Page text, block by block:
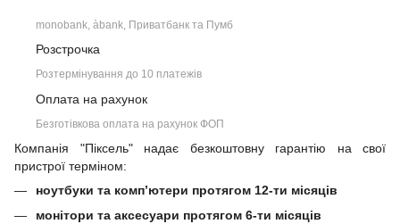
monobank, àbank, Приватбанк та Пумб
Розстрочка
Розтермінування до 10 платежів
Оплата на рахунок
Безготівкова оплата на рахунок ФОП
Компанія "Піксель" надає безкоштовну гарантію на свої
пристрої терміном:
ноутбуки та комп’ютери протягом 12-ти місяців
монітори та аксесуари протягом 6-ти місяців